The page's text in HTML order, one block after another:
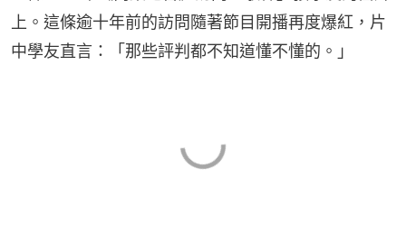
上。這條逾十年前的訪問隨著節目開播再度爆紅，片
中學友直言：「那些評判都不知道懂不懂的。」